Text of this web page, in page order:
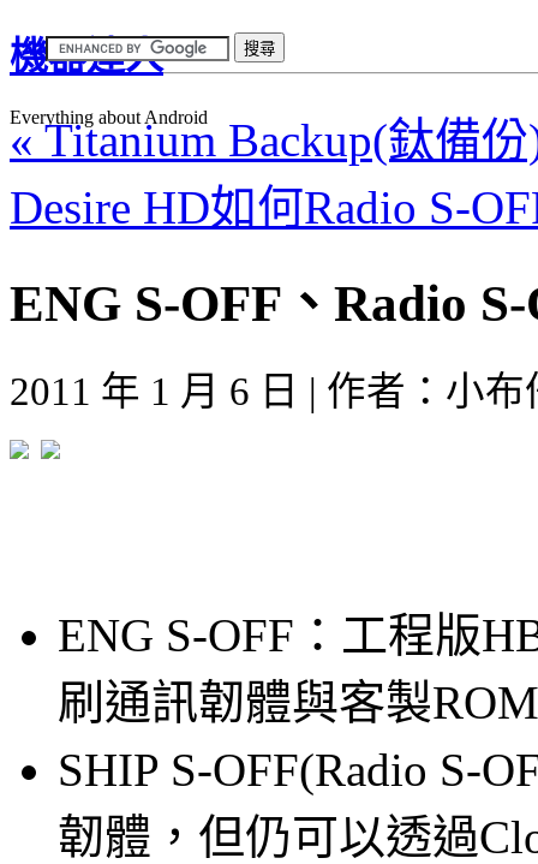
機器達人
Everything about Android
« Titanium Backup(鈦備
Desire HD如何Radio S-
ENG S-OFF、Radio
2011 年 1 月 6 日 | 作者：小
ENG S-OFF：工程版
刷通訊韌體與客製
SHIP S-OFF(Radio S-
韌體，但仍可以透過